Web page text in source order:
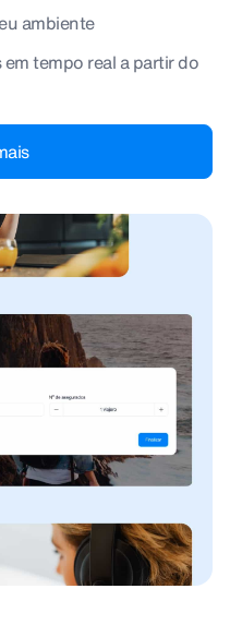
ambiente
tempo real a partir do